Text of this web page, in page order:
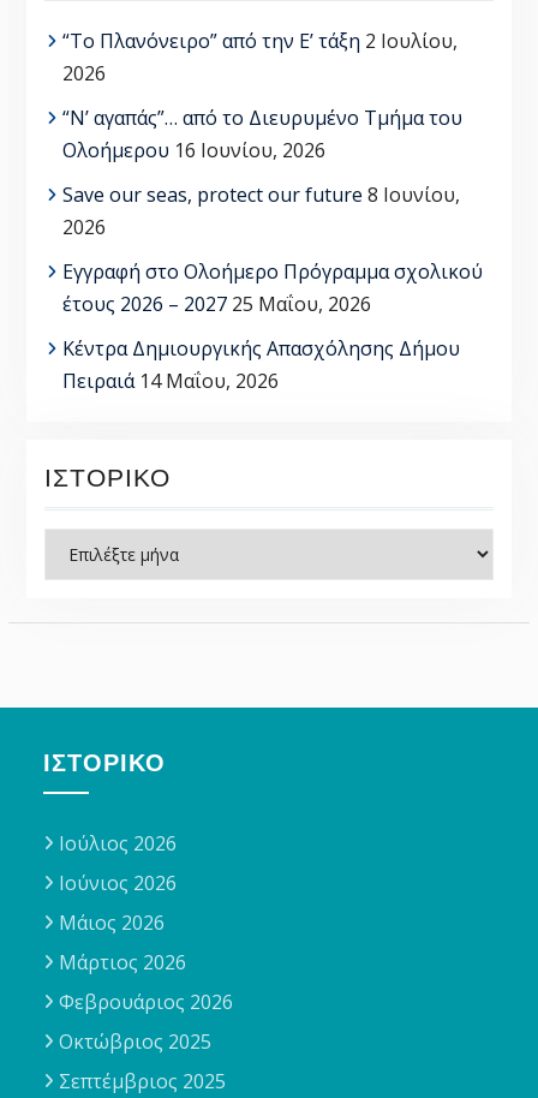
“Το Πλανόνειρο” από την Ε’ τάξη 2 Ιουλίου,
2026
“Ν’ αγαπάς”… από το Διευρυμένο Τμήμα του
Ολοήμερου 16 Ιουνίου, 2026
Save our seas, protect our future 8 Ιουνίου,
2026
Εγγραφή στο Ολοήμερο Πρόγραμμα σχολικού
έτους 2026 – 2027 25 Μαΐου, 2026
Κέντρα Δημιουργικής Απασχόλησης Δήμου
Πειραιά 14 Μαΐου, 2026
ΙΣΤΟΡΙΚΌ
Ιστορικό
ΙΣΤΟΡΙΚΌ
Ιούλιος 2026
Ιούνιος 2026
Μάιος 2026
Μάρτιος 2026
Φεβρουάριος 2026
Οκτώβριος 2025
Σεπτέμβριος 2025